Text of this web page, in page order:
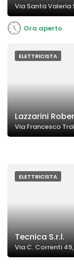
Via Santa Valeria
Ora aperto
ELETTRICISTA
Lazzarini
Via Francesco
ELETTRICISTA
Tecnica S.r.l.
Via C. Correnti